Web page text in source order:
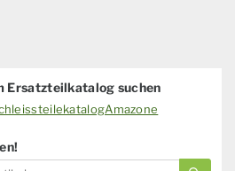
Ersatzteilkatalog suchen